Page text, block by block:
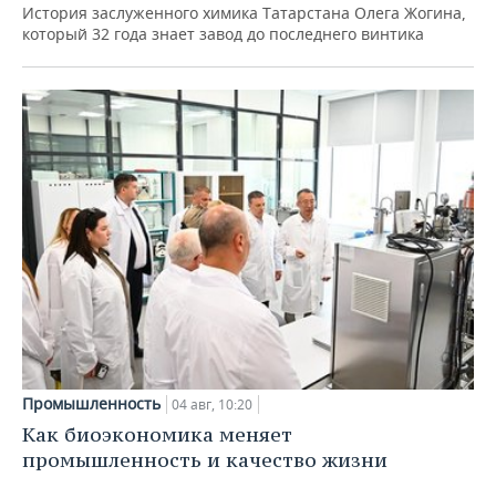
История заслуженного химика Татарстана Олега Жогина,
который 32 года знает завод до последнего винтика
Промышленность 04 авг, 10:20
Как биоэкономика меняет
промышленность и качество жизни